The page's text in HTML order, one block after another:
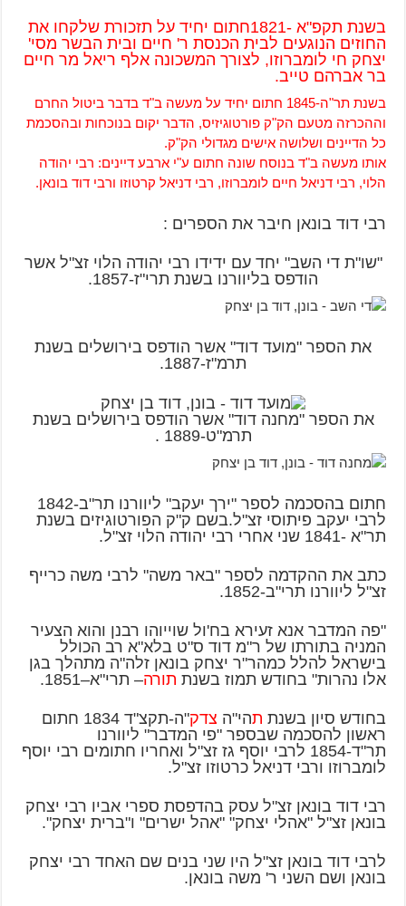
בשנת תקפ"א -1821חתום יחיד על תזכורת שלקחו את
החוזים הנוגעים לבית הכנסת ר' חיים ובית הבשר מסי'
יצחק חי לומברוזו, לצורך המשכונה אלף ריאל מר חיים
בר אברהם טייב.
בשנת תר"ה-1845 חתום יחיד על מעשה ב"ד בדבר ביטול החרם
וההכרזה מטעם הק"ק פורטוגיזיס, הדבר יקום בנוכחות ובהסכמת
כל הדיינים ושלושה אישים מגדולי הק"ק.
אותו מעשה ב"ד בנוסח שונה חתום ע"י ארבע דיינים: רבי יהודה
הלוי, רבי דניאל חיים לומברוזו, רבי דניאל קרטוזו ורבי דוד בונאן.
רבי דוד בונאן חיבר את הספרים :
"שו"ת די השב" יחד עם ידידו רבי יהודה הלוי זצ"ל אשר
הודפס בליוורנו בשנת תרי"ז-1857.
את הספר "מועד דוד" אשר הודפס בירושלים בשנת
תרמ"ז-1887.
את הספר "מחנה דוד" אשר הודפס בירושלים בשנת
תרמ"ט-1889 .
חתום בהסכמה לספר "ירך יעקב" ליוורנו תר"ב-1842
לרבי יעקב פיתוסי זצ"ל.בשם ק"ק הפורטוגיזים בשנת
תר"א -1841 שני אחרי רבי יהודה הלוי זצ"ל.
כתב את ההקדמה לספר "באר משה" לרבי משה כרייף
זצ"ל ליוורנו תרי"ב-1852.
"פה המדבר אנא זעירא בח'ול שוייוהו רבנן והוא הצעיר
המניה בתורתו של ר"מ דוד ס"ט בלא"א רב הכולל
בישראל להלל כמהר"ר יצחק בונאן זלה"ה מתהלך בגן
אלו נהרות" בחודש תמוז בשנת תורה– תרי"א–1851.
בחודש סיון בשנת תהי"ה צדק
"ה-תקצ"ד 1834 חתום
ראשון להסכמה שבספר "פי המדבר" ליוורנו
תר"ד-1854 לרבי יוסף גז זצ"ל ואחריו חתומים רבי יוסף
לומברוזו ורבי דניאל כרטוזו זצ"ל.
רבי דוד בונאן זצ"ל עסק בהדפסת ספרי אביו רבי יצחק
בונאן זצ"ל "אהלי יצחק" "אהל ישרים" ו"ברית יצחק".
לרבי דוד בונאן זצ"ל היו שני בנים שם האחד רבי יצחק
בונאן ושם השני ר' משה בונאן.